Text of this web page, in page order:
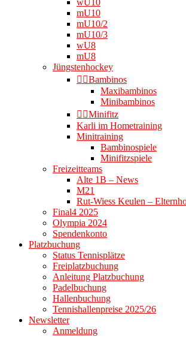
wU10
mU10
mU10/2
mU10/3
wU8
mU8
Jüngstenhockey
👉🏻Bambinos
Maxibambinos
Minibambinos
👉🏻Minifitz
Karli im Hometraining
Minitraining
Bambinospiele
Minifitzspiele
Freizeitteams
Alte 1B – News
M21
Rut-Wiess Keulen –
Final4 2025
Olympia 2024
Spendenkonto
Platzbuchung
Status Tennisplätze
Freiplatzbuchung
Anleitung Platzbuchung
Padelbuchung
Hallenbuchung
Tennishallenpreise 2025/26
Newsletter
Anmeldung